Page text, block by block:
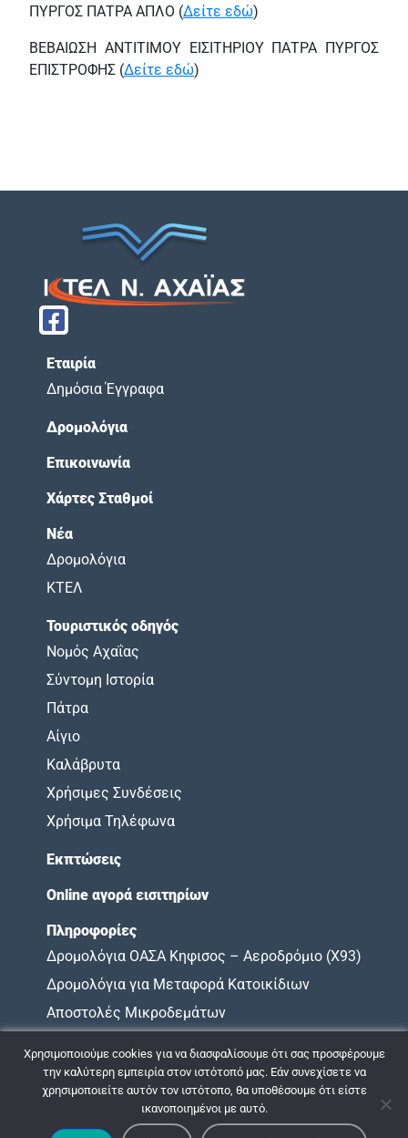
ΠΥΡΓΟΣ ΠΑΤΡΑ ΑΠΛΟ (Δείτε εδώ)
ΒΕΒΑΙΩΣΗ ΑΝΤΙΤΙΜΟΥ ΕΙΣΙΤΗΡΙΟΥ ΠΑΤΡΑ ΠΥΡΓΟΣ
ΕΠΙΣΤΡΟΦΗΣ (Δείτε εδώ)
Εταιρία
Δημόσια Έγγραφα
Δρομολόγια
Επικοινωνία
Χάρτες Σταθμοί
Νέα
Δρομολόγια
ΚΤΕΛ
Τουριστικός οδηγός
Νομός Αχαΐας
Σύντομη Ιστορία
Πάτρα
Αίγιο
Καλάβρυτα
Χρήσιμες Συνδέσεις
Χρήσιμα Τηλέφωνα
Εκπτώσεις
Online αγορά εισιτηρίων
Πληροφορίες
Δρομολόγια ΟΑΣΑ Κηφισος – Αεροδρόμιο (X93)
Δρομολόγια για Μεταφορά Κατοικίδιων
Αποστολές Μικροδεμάτων
Χάρτης Υποχρεώσεων
© 2009 - 2026 ΚΤΕΛ ΝΟΜΟΥ ΑΧΑΪΑΣ |Πολιτική Απορρήτου
Χρησιμοποιούμε cookies για να διασφαλίσουμε ότι σας προσφέρουμε
την καλύτερη εμπειρία στον ιστότοπό μας. Εάν συνεχίσετε να
χρησιμοποιείτε αυτόν τον ιστότοπο, θα υποθέσουμε ότι είστε
ικανοποιημένοι με αυτό.